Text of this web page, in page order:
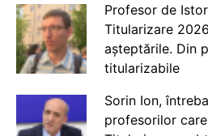
Profesor de
Titularizare
așteptările. Din
titularizabile
Sorin Ion,
profesorilor